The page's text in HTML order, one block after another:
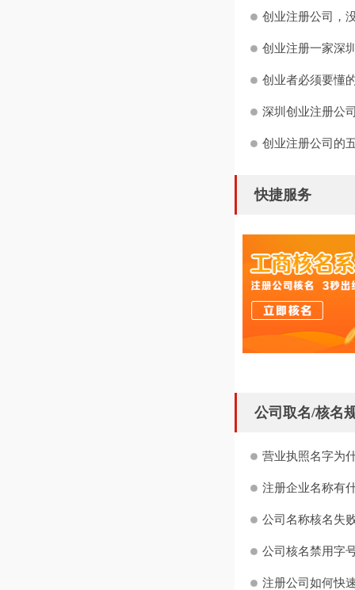
创业注册公司，
创业注册一家深
创业者必须要懂
深圳创业注册公
创业注册公司的
快捷服务
公司取名/核名
营业执照名字为
注册企业名称有
公司名称核名失
公司核名禁用字
注册公司如何快